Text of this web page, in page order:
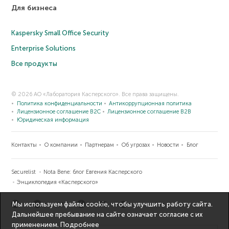
Для бизнеса
Kaspersky Small Office Security
Enterprise Solutions
Все продукты
© 2026 АО «Лаборатория Касперского». Все права защищены.
Политика конфиденциальности
Антикоррупционная политика
Лицензионное соглашение B2C
Лицензионное соглашение B2B
Юридическая информация
Контакты О компании Партнерам Об угрозах Новости Блог
Securelist
Nota Bene: блог Евгения Касперского
Энциклопедия «Касперского»
Мы используем файлы cookie, чтобы улучшить работу сайта.
Дальнейшее пребывание на сайте означает согласие с их
применением. Подробнее